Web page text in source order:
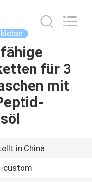
für 3
mit
in China
custom